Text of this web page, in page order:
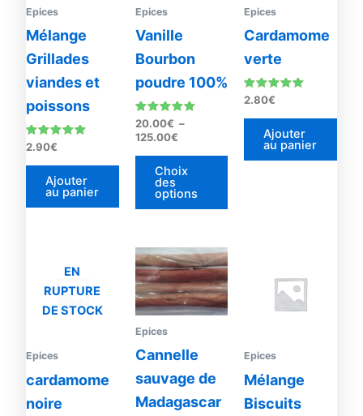
Epices
Mélange
Grillades
viandes et
poissons
Note
sur 5
2.90€
Ajouter
au panier
Epices
Vanille
Bourbon
poudre 100%
Note
4.83
sur 5
20.00€ –
125.00€
Choix
des
options
Les
options
être
choisies
sur
Epices
Cardamome
verte
Note
sur 5
2.80€
Ajouter
au panier
EN
RUPTURE
DE STOCK
Epices
cardamome
noire
Epices
Cannelle
sauvage de
Madagascar
Epices
Mélange
Biscuits